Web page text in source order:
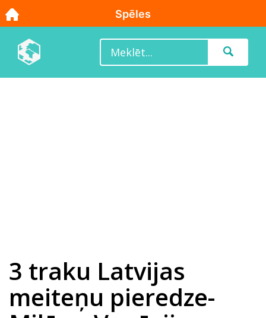
3 traku Latvijas
meiteņu pieredze-